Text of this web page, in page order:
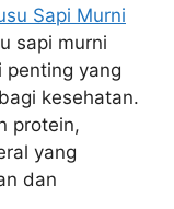
Sapi Murni
sapi murni
penting yang
kesehatan.
protein,
yang
dan